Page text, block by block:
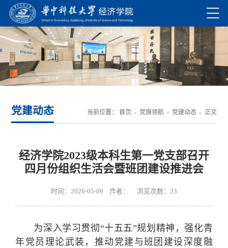
党建动态 当前位置： 首页 - 党旗领航- 党建动态- 正文
经济学院2023级本科生第一党支部召开
四月份组织生活会暨班团建设推进会
时间：2026-05-09 作者： 浏览次数： 23
为深入学习贯彻“十五五”规划精神，强化青
年党员理论武装，推动党建与班团建设深度融